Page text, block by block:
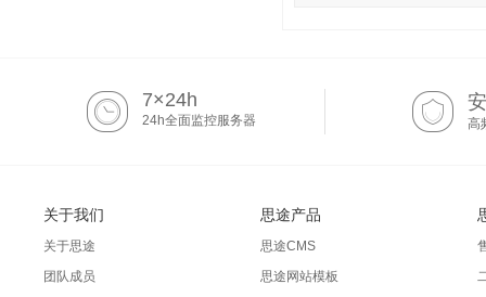
7×24h
24h全面监控服务器 高
关于我们
关于思途
团队成员
思途产品
思途CMS
思途网站模板